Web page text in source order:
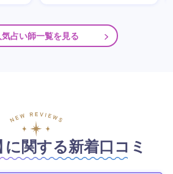
気占い師一覧を見る
に関する新着口コミ